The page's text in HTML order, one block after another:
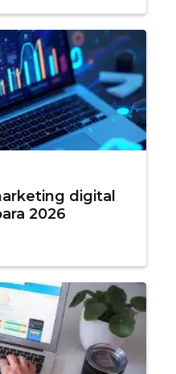
digital
2026